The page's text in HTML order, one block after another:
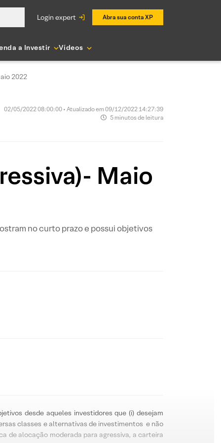
login expert Abra sua conta XP
a Investir Vídeos
2022
02/05/2022 08:00:00 • Atualizado em 09/12/2022 14:27:39
5 minutos de leitura
Maio
no curto prazo e possui objetivos
desde aqueles investidores que (i) desejam
classes e alternativas de investimentos e não
de alocação moderada para agressiva, a carteira